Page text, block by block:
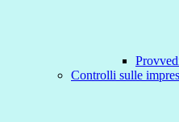
Controlli sulle